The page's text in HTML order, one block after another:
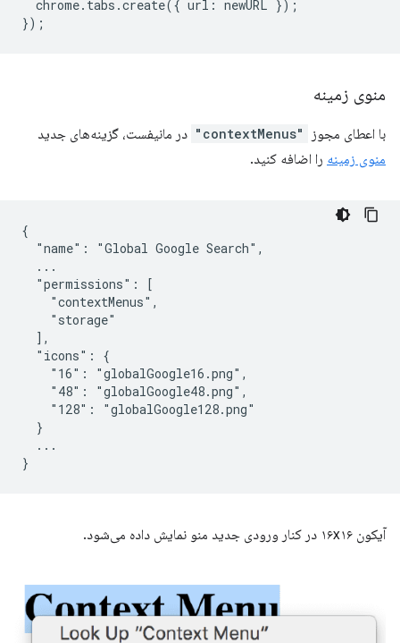
chrome. tabs .create({ url : newURL });
});
منوی زمینه
با اعطای مجوز "contextMenus"
در مانیفست، گزینه‌های جدید
منوی زمینه را اضافه کنید.
{
  "name": "Global Google Search",
  ...
  "permissions": [
    "contextMenus",
    "storage"
  ],
  "icons": {
    "16": "globalGoogle16.png",
    "48": "globalGoogle48.png",
    "128": "globalGoogle128.png"
  }
  ...
آیکون ۱۶x۱۶ در کنار ورودی جدید منو نمایش داده می‌شود.